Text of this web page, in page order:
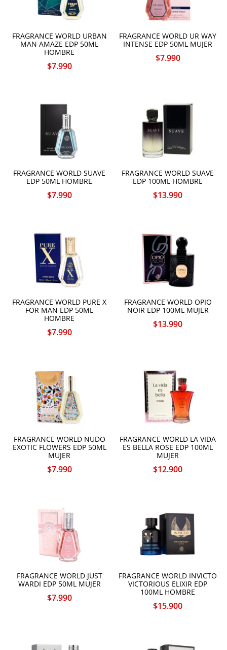
FRAGRANCE WORLD URBAN
MAN AMAZE EDP 50ML
HOMBRE
$7.990
FRAGRANCE WORLD UR WAY
INTENSE EDP 50ML MUJER
$7.990
FRAGRANCE WORLD SUAVE
EDP 50ML HOMBRE
$7.990
FRAGRANCE WORLD SUAVE
EDP 100ML HOMBRE
$13.990
FRAGRANCE WORLD PURE X
FOR MAN EDP 50ML
HOMBRE
$7.990
FRAGRANCE WORLD OPIO
NOIR EDP 100ML MUJER
$13.990
FRAGRANCE WORLD NUDO
EXOTIC FLOWERS EDP 50ML
MUJER
$7.990
FRAGRANCE WORLD LA VIDA
ES BELLA ROSE EDP 100ML
MUJER
$12.900
FRAGRANCE WORLD JUST
WARDI EDP 50ML MUJER
$7.990
FRAGRANCE WORLD INVICTO
VICTORIOUS ELIXIR EDP
100ML HOMBRE
$15.900